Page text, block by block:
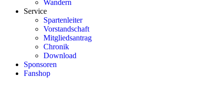
Wandern
Service
Spartenleiter
Vorstandschaft
Mitgliedsantrag
Chronik
Download
Sponsoren
Fanshop